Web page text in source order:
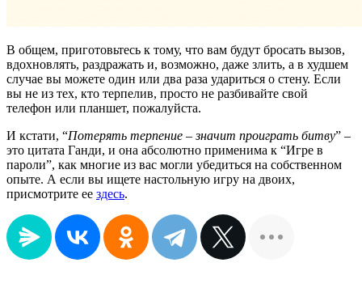
В общем, приготовьтесь к тому, что вам будут бросать вызов,
вдохновлять, раздражать и, возможно, даже злить, а в худшем
случае вы можете один или два раза удариться о стену. Если
вы не из тех, кто терпелив, просто не разбивайте свой
телефон или планшет, пожалуйста.
И кстати, “Потерять терпение – значит проиграть битву” –
это цитата Ганди, и она абсолютно применима к “Игре в
пароли”, как многие из вас могли убедиться на собственном
опыте. А если вы ищете настольную игру на двоих,
присмотрите ее здесь.